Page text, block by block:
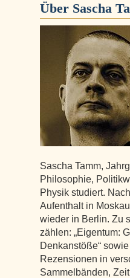
Über Sascha
Sascha Tamm,
Philosophie,
Physik studiert.
Aufenthalt in
wieder in Berlin. Zu
zählen: „Eigentum:
Denkanstöße“
Rezensionen in
Sammelbänden,